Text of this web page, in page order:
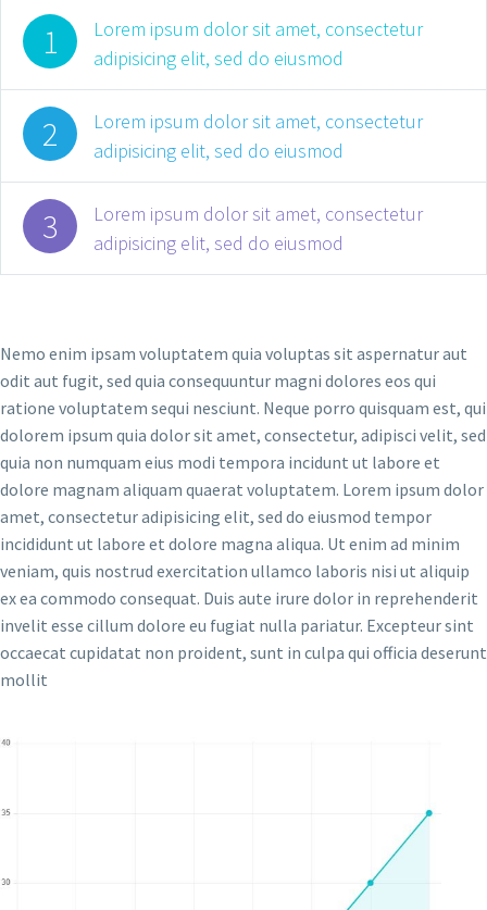
1
Lorem ipsum dolor sit amet, consectetur
adipisicing elit, sed do eiusmod
2
Lorem ipsum dolor sit amet, consectetur
adipisicing elit, sed do eiusmod
3
Lorem ipsum dolor sit amet, consectetur
adipisicing elit, sed do eiusmod
Nemo enim ipsam voluptatem quia voluptas sit aspernatur aut
odit aut fugit, sed quia consequuntur magni dolores eos qui
ratione voluptatem sequi nesciunt. Neque porro quisquam est, qui
dolorem ipsum quia dolor sit amet, consectetur, adipisci velit, sed
quia non numquam eius modi tempora incidunt ut labore et
dolore magnam aliquam quaerat voluptatem. Lorem ipsum dolor
amet, consectetur adipisicing elit, sed do eiusmod tempor
incididunt ut labore et dolore magna aliqua. Ut enim ad minim
veniam, quis nostrud exercitation ullamco laboris nisi ut aliquip
ex ea commodo consequat. Duis aute irure dolor in reprehenderit
invelit esse cillum dolore eu fugiat nulla pariatur. Excepteur sint
occaecat cupidatat non proident, sunt in culpa qui officia deserunt
mollit